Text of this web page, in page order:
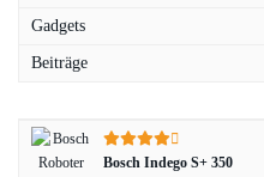
Gadgets
Beiträge
Bosch Indego S+ 350